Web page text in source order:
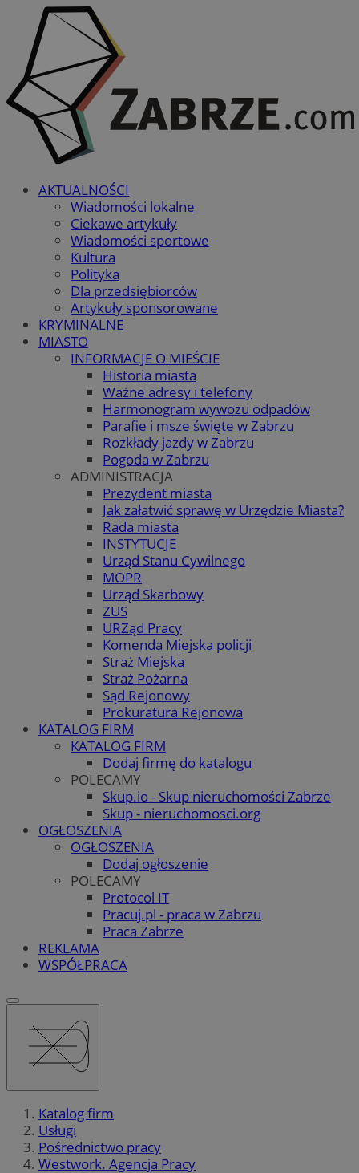
AKTUALNOŚCI
Wiadomości lokalne
Ciekawe artykuły
Wiadomości sportowe
Kultura
Polityka
Dla przedsiębiorców
Artykuły sponsorowane
KRYMINALNE
MIASTO
INFORMACJE O MIEŚCIE
Historia miasta
Ważne adresy i telefony
Harmonogram wywozu odpadów
Parafie i msze święte w Zabrzu
Rozkłady jazdy w Zabrzu
Pogoda w Zabrzu
ADMINISTRACJA
Prezydent miasta
Jak załatwić sprawę w Urzędzie Miasta?
Rada miasta
INSTYTUCJE
Urząd Stanu Cywilnego
MOPR
Urząd Skarbowy
ZUS
URZąd Pracy
Komenda Miejska policji
Straż Miejska
Straż Pożarna
Sąd Rejonowy
Prokuratura Rejonowa
KATALOG FIRM
KATALOG FIRM
Dodaj firmę do katalogu
POLECAMY
Skup.io - Skup nieruchomości Zabrze
Skup - nieruchomosci.org
OGŁOSZENIA
OGŁOSZENIA
Dodaj ogłoszenie
POLECAMY
Protocol IT
Pracuj.pl - praca w Zabrzu
Praca Zabrze
REKLAMA
WSPÓŁPRACA
Katalog firm
Usługi
Pośrednictwo pracy
Westwork. Agencja Pracy